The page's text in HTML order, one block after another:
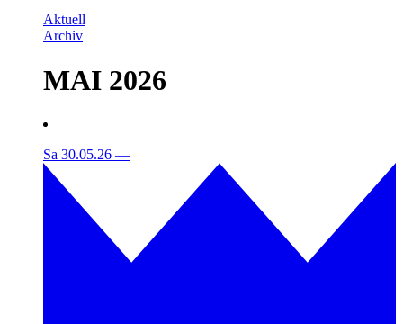
Aktuell
Archiv
MAI 2026
Sa 30.05.26 —